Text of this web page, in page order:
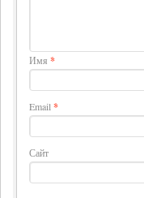
Имя *
Email *
Сайт